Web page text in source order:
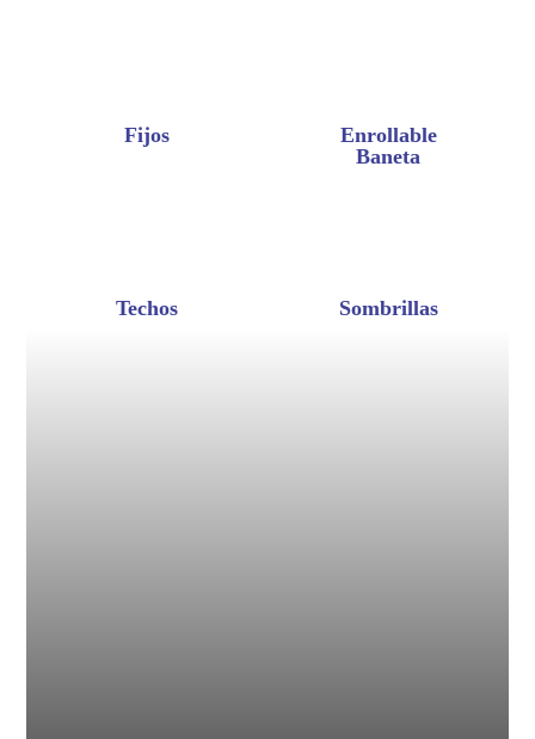
Fijos
Enrollable
Baneta
Techos Sombrillas